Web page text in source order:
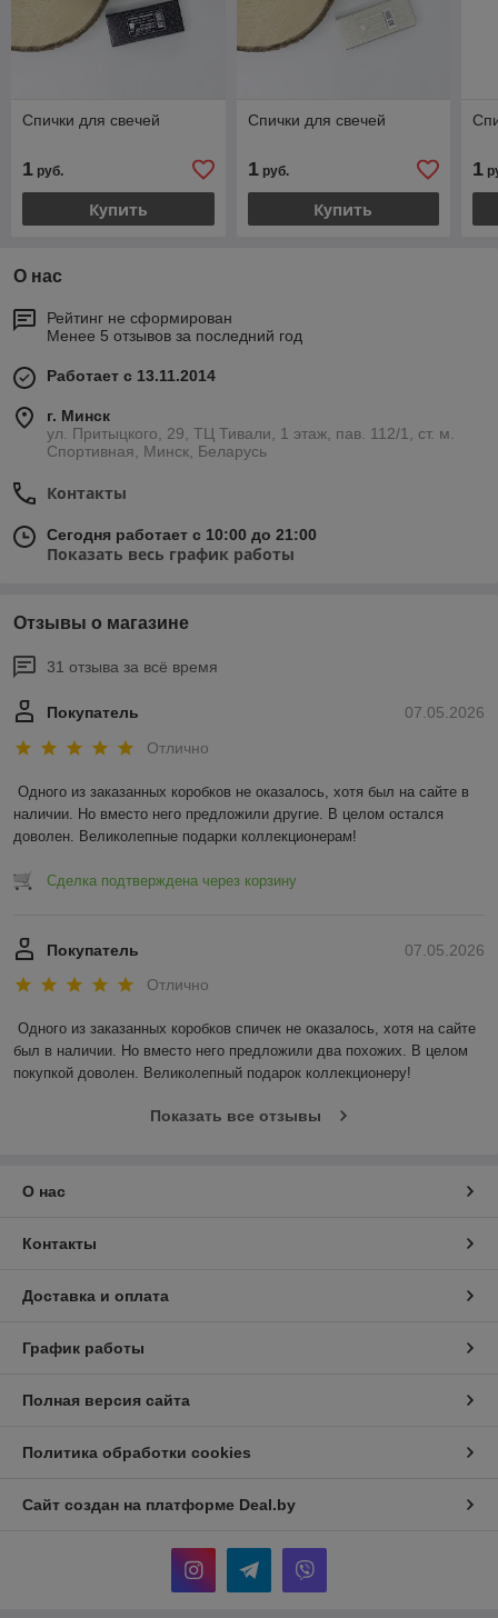
Спички для свечей
1 руб.
Купить
Спички для свечей
1руб.
Купить
1
О нас
Рейтинг не сформирован
Менее 5 отзывов за последний год
Работает с 13.11.2014
г. Минск
ул. Притыцкого, 29, ТЦ Тивали, 1 этаж, пав. 112/1, ст. м.
Спортивная, Минск, Беларусь
Контакты
Сегодня работает с 10:00 до 21:00
Показать весь график работы
Отзывы о магазине
31 отзыва за всё время
07.05.2026
Покупатель
Отлично
Одного из заказанных коробков не оказалось, хотя был на сайте в
наличии. Но вместо него предложили другие. В целом остался
доволен. Великолепные подарки коллекционерам!
Сделка подтверждена через корзину
07.05.2026
Покупатель
Отлично
Одного из заказанных коробков спичек не оказалось, хотя на сайте
был в наличии. Но вместо него предложили два похожих. В целом
покупкой доволен. Великолепный подарок коллекционеру!
Показать все отзывы
О нас
Контакты
Доставка и оплата
График работы
Полная версия сайта
Политика обработки cookies
Сайт создан на платформе Deal.by